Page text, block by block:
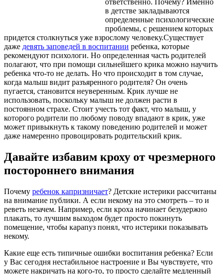
ответственно. Почему? Именно
в детстве закладываются
определенные психологические
проблемы, с решением которых
придется столкнуться уже взрослому человеку.Существует
даже девять заповедей в воспитании ребенка, которые
рекомендуют психологи. Но определенная часть родителей
полагают, что при помощи сильнейшего крика можно научить
ребенка что-то не делать. Но что происходит в том случае,
когда малыш видит разъяренного родителя? Он очень
пугается, становится неуверенным. Крик лучше не
использовать, поскольку малыш не должен расти в
постоянном страхе. Стоит учесть тот факт, что малыш, у
которого родители по любому поводу впадают в крик, уже
может привыкнуть к такому поведению родителей и может
даже намеренно провоцировать родительский крик.
Давайте избавим кроху от чрезмерного
постороннего внимания
Почему ребенок капризничает? Детские истерики рассчитаны
на внимание публики. А если некому на это смотреть – то и
реветь незачем. Например, если кроха начинает безудержно
плакать, то лучшим выходом будет просто покинуть
помещение, чтобы карапуз понял, что истерики показывать
некому.
Какие еще есть типичные ошибки воспитания ребенка? Если
у Вас сегодня нестабильное настроение и Вы чувствуете, что
можете накричать на кого-то, то просто сделайте медленный